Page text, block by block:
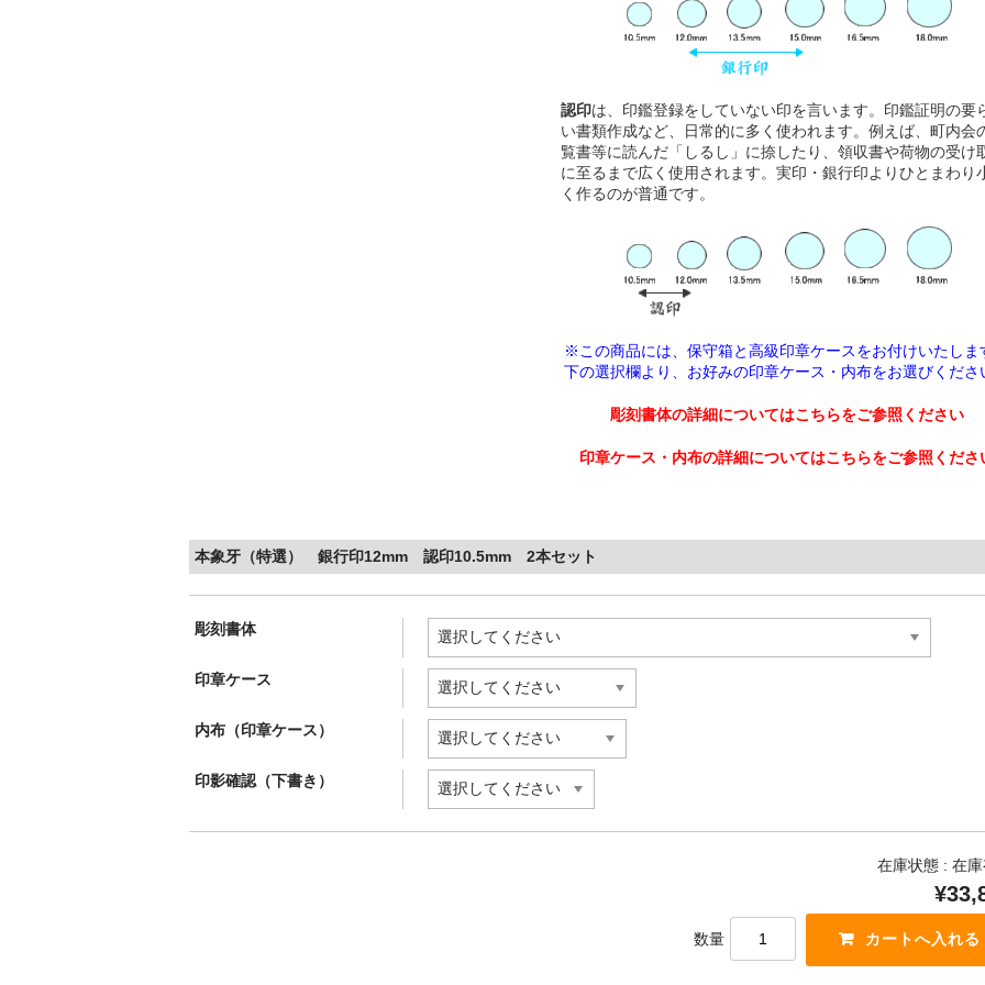
認印は、印鑑登録をしていない印を言います。印鑑証明の要
い書類作成など、日常的に多く使われます。例えば、町内会
覧書等に読んだ「しるし」に捺したり、領収書や荷物の受け
に至るまで広く使用されます。実印・銀行印よりひとまわり
く作るのが普通です。
※この商品には、保守箱と高級印章ケースをお付けいたしま
下の選択欄より、 お好みの印章ケース・内布をお選びくださ
彫刻書体の詳細についてはこちらをご参照ください
印章ケース・内布の詳細についてはこちらをご参照くださ
本象牙（特選） 銀行印12mm 認印10.5mm 2本セット
彫刻書体
印章ケース
内布（印章ケース）
印影確認（下書き）
在庫状態 : 在庫
数量